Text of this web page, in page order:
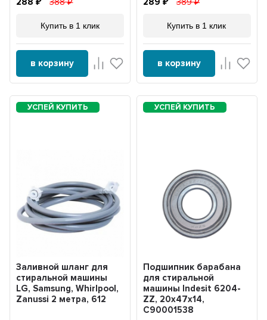
Купить в 1 клик
в корзину
Купить в 1 клик
в корзину
Заливной шланг для
стиральной машины
LG, Samsung, Whirlpool,
Zanussi 2 метра, 612
Подшипник барабана
для стиральной
машины Indesit 6204-
ZZ, 20x47x14,
C90001538